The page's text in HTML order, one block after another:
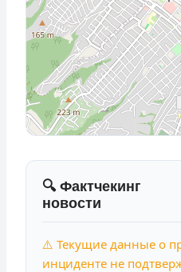
🔍 Фактчекинг
новости
⚠️ Текущие данные о
инциденте не